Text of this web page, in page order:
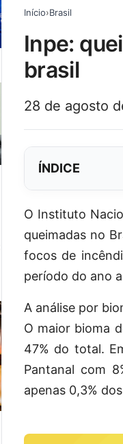
Início›Brasil
inpe: queimadas aumentaram 78% em 2024 no
brasil
28 de agosto
ÍNDICE
O Instituto
queimadas no
focos de
período do ano
A análise por
O maior bioma
47% do total.
Pantanal com
apenas 0,3%